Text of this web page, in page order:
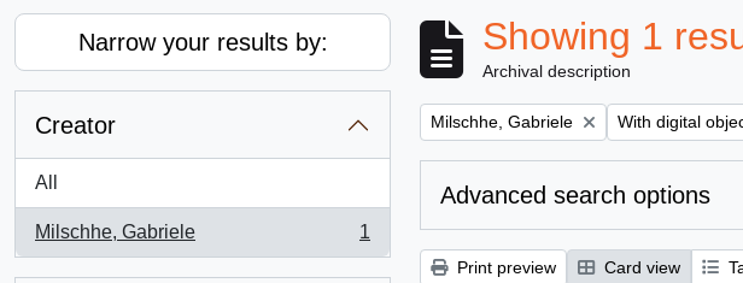
Narrow your results by:
Creator
All
Milschhe, Gabriele
, 1 results
1
Showing 1
Archival description
Remove filter:
Milschhe, Gabriele Remove filter:
With digital
Advanced search options
Print preview Card view